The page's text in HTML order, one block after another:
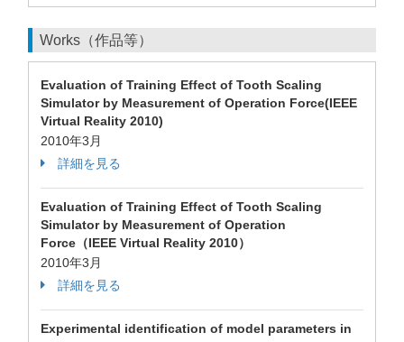
Works（作品等）
Evaluation of Training Effect of Tooth Scaling
Simulator by Measurement of Operation Force(IEEE
Virtual Reality 2010)
2010年3月
詳細を見る
Evaluation of Training Effect of Tooth Scaling
Simulator by Measurement of Operation
Force（IEEE Virtual Reality 2010）
2010年3月
詳細を見る
Experimental identification of model parameters in